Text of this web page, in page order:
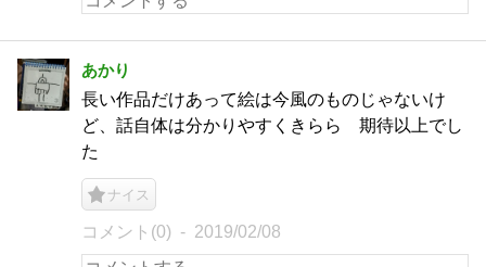
あかり
長い作品だけあって絵は今風のものじゃないけ
ど、話自体は分かりやすくきらら 期待以上でし
た
ナイス
コメント(0) 2019/02/08